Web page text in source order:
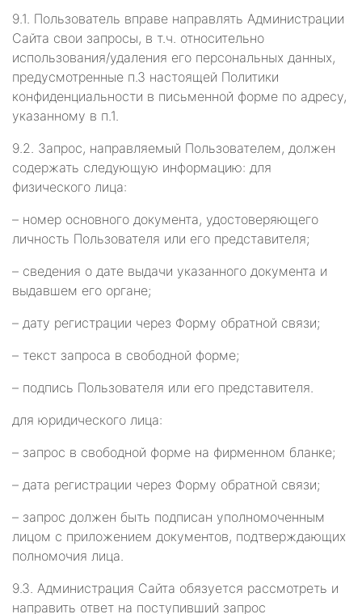
9.1. Пользователь вправе направлять Администрации
Сайта свои запросы, в т.ч. относительно
использования/удаления его персональных данных,
предусмотренные п.3 настоящей Политики
конфиденциальности в письменной форме по адресу,
указанному в п.1.
9.2. Запрос, направляемый Пользователем, должен
содержать следующую информацию: для
физического лица:
– номер основного документа, удостоверяющего
личность Пользователя или его представителя;
– сведения о дате выдачи указанного документа и
выдавшем его органе;
– дату регистрации через Форму обратной связи;
– текст запроса в свободной форме;
– подпись Пользователя или его представителя.
для юридического лица:
– запрос в свободной форме на фирменном бланке;
– дата регистрации через Форму обратной связи;
– запрос должен быть подписан уполномоченным
лицом с приложением документов, подтверждающих
полномочия лица.
9.3. Администрация Сайта обязуется рассмотреть и
направить ответ на поступивший запрос